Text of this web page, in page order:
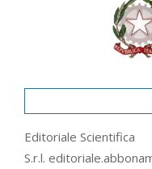
Editoriale Scientifica
S.r.l.